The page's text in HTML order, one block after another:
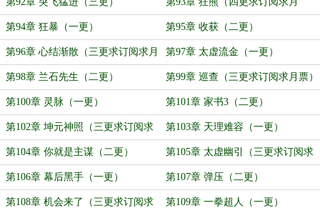
票！）
第94章 狂暴（一更） 第95章 收获（二更）
第96章 心结渐散（三更求订阅求月
票）
第97章 太虚流金（一更）
第98章 兰石先生（二更） 第99章 巡查（三更求订阅求月票）
第100章 灵脉（一更） 第101章 家书3（二更）
第102章 坤元神照（三更求订阅求
月票）
第103章 天理难容（一更）
第104章 你就是主谋（二更） 第105章 太虚幽引（三更求订阅求
月票！）
第106章 幕后黑手（一更） 第107章 弹压（二更）
第108章 机会来了（三更求订阅求 第109章 一拳超人（一更）